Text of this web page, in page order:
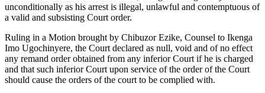
unconditionally as his arrest is illegal, unlawful and contemptuous of
a valid and subsisting Court order.
Ruling in a Motion brought by Chibuzor Ezike, Counsel to Ikenga
Imo Ugochinyere, the Court declared as null, void and of no effect
any remand order obtained from any inferior Court if he is charged
and that such inferior Court upon service of the order of the Court
should cause the orders of the court to be complied with.